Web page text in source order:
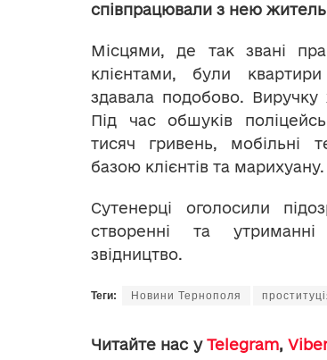
співпрацювали з нею
Місцями, де так звані
клієнтами, були
здавала подобово.
Під час обшуків
тисяч гривень, мобільні
базою клієнтів та марихуану.
Сутенерці оголосили
створенні та
звідництво.
Теги: Новини Тернополя
Читайте нас уTelegram,